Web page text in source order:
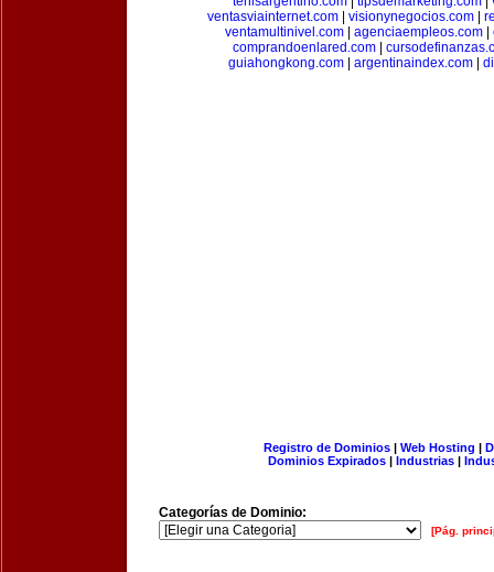
ventasviainternet.com
visionynegocios.com
ventamultinivel.com| agenciaempleos.com|
comprandoenlared.com|
guiahongkong.com| argentinaindex.com|
Registro de Dominios| Web Hosting |
Dominios Expirados | Industrias |
Categorías de Dominio:
[Pág.